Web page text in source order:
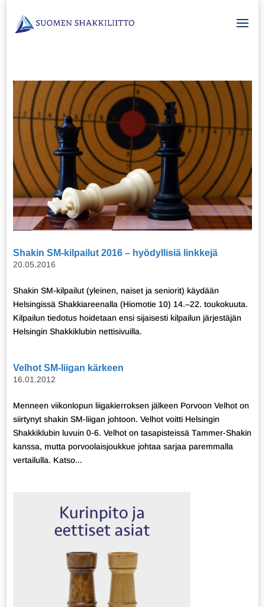
Shakin SM-kilpailut 2016 – hyödyllisiä linkkejä
20.05.2016
Shakin SM-kilpailut (yleinen, naiset ja seniorit) käydään
Helsingissä Shakkiareenalla (Hiomotie 10) 14.–22. toukokuuta.
Kilpailun tiedotus hoidetaan ensi sijaisesti kilpailun järjestäjän
Helsingin Shakkiklubin nettisivuilla.
Velhot SM-liigan kärkeen
16.01.2012
Menneen viikonlopun liigakierroksen jälkeen Porvoon Velhot on
siirtynyt shakin SM-liigan johtoon. Velhot voitti Helsingin
Shakkiklubin luvuin 0-6. Velhot on tasapisteissä Tammer-Shakin
kanssa, mutta porvoolaisjoukkue johtaa sarjaa paremmalla
vertailulla. Katso...